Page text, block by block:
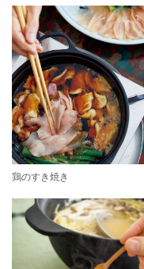
鶏のすき焼き